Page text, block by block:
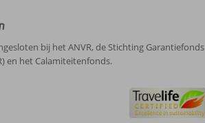
bij het ANVR, de Stichting Garantiefonds
en het Calamiteitenfonds.